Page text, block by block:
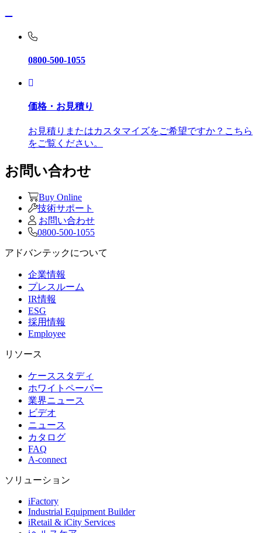
0800-500-1055
価格・お見積り
お見積りまたはカスタマイズをご希望ですか？こちら
をご覧ください。
お問い合わせ
Buy Online
技術サポート
お問い合わせ
0800-500-1055
アドバンテックについて
企業情報
プレスルーム
IR情報
ESG
採用情報
Employee
リソース
ケーススタディ
ホワイトペーパー
業界ニュース
ビデオ
ニュース
カタログ
FAQ
A-connect
ソリューション
iFactory
Industrial Equipment Builder
iRetail & iCity Services